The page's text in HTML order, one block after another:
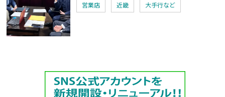
営業店 近畿 大手行など